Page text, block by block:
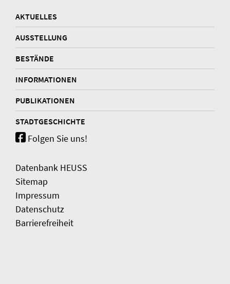
AKTUELLES
AUSSTELLUNG
BESTÄNDE
INFORMATIONEN
PUBLIKATIONEN
STADTGESCHICHTE
Folgen Sie uns!
Datenbank HEUSS
Sitemap
Impressum
Datenschutz
Barrierefreiheit